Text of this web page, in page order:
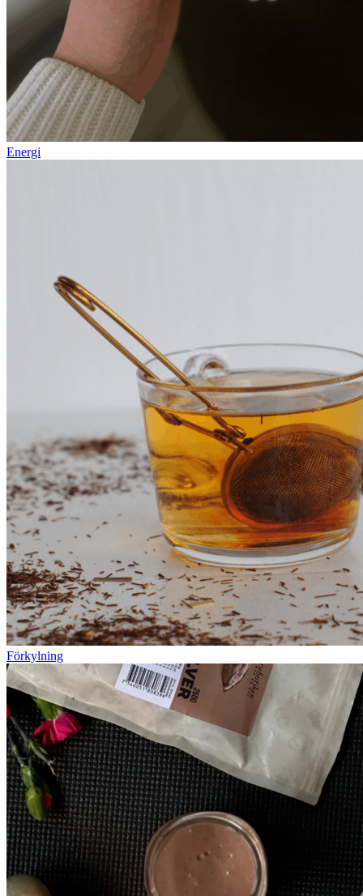
Energi
Förkylning